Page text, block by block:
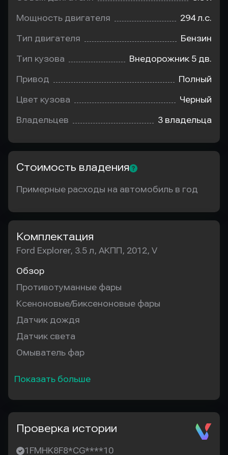
Мощность двигателя 294 л.с.
Тип двигателя Бензин
Тип кузова Внедорожник 5 дв.
Привод Полный
Цвет кузова Черный
Владельцев 3 владельца
Стоимость владения
Примерные расходы на автомобиль в год
Комплектация
Ford Explorer, 3.5 л, АКПП, 2012, V
Обзор
Противотуманные фары
Ксеноновые/Биксеноновые фары
Датчик дождя
Датчик света
Омыватель фар
Показать больше
Проверка истории
1FMHK8F8*CG****10